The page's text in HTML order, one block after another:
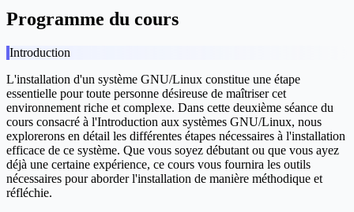
Programme du cours
Introduction
L'installation d'un système GNU/Linux constitue une étape
essentielle pour toute personne désireuse de maîtriser cet
environnement riche et complexe. Dans cette deuxième séance du
cours consacré à l'Introduction aux systèmes GNU/Linux, nous
explorerons en détail les différentes étapes nécessaires à l'installation
efficace de ce système. Que vous soyez débutant ou que vous ayez
déjà une certaine expérience, ce cours vous fournira les outils
nécessaires pour aborder l'installation de manière méthodique et
réfléchie.